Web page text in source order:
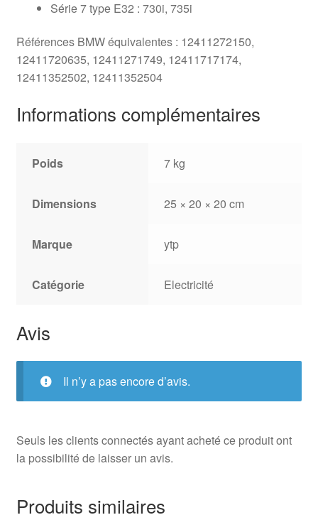
Série 7 type E32 : 730i, 735i
Références BMW équivalentes : 12411272150,
12411720635, 12411271749, 12411717174,
12411352502, 12411352504
Informations complémentaires
Poids 7 kg
Dimensions 25 × 20 × 20 cm
Marque ytp
Catégorie Electricité
Avis
Il n’y a pas encore d’avis.
Seuls les clients connectés ayant acheté ce produit ont
la possibilité de laisser un avis.
Produits similaires